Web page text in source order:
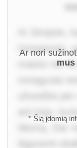
čempionės,
maisto net
voragyviai
užuodžia
ant kojų,
šilumą. Dar
Ar nori
mus
* Šią įdomią